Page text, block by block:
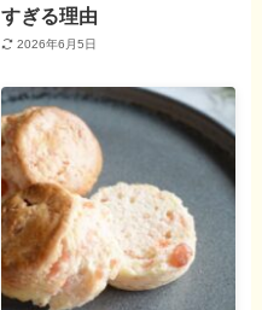
すぎる理由
2026年6月5日